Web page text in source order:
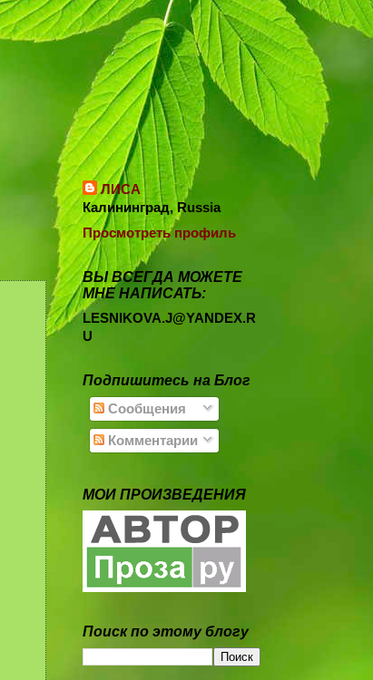
ЛИСА
Калининград, Russia
Просмотреть профиль
ВЫ ВСЕГДА МОЖЕТЕ
МНЕ НАПИСАТЬ:
LESNIKOVA.J@YANDEX.R
U
Подпишитесь на Блог
Сообщения
Комментарии
МОИ ПРОИЗВЕДЕНИЯ
Поиск по этому блогу